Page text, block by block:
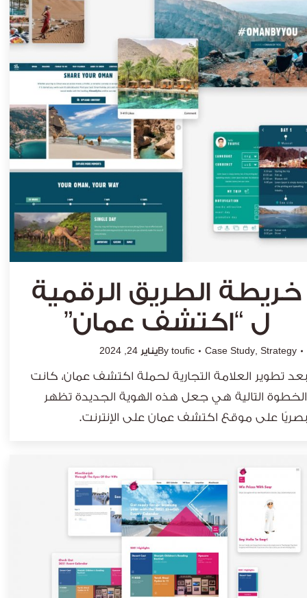
خريطة الطريق الرقمية
ل “اكتشف عمان”
Case Study Strategy
By toufic يناير 24, 2024
بعد تطوير العلامة التجارية لحملة اكتشف عمان، كانت
الخطوة التالية هي جعل هذه الهوية الجديدة تظهر
بصريًا على موقع اكتشف عمان على الإنترنت.